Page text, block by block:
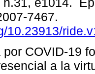
7467.
10.23913/
por COVID-19
a la